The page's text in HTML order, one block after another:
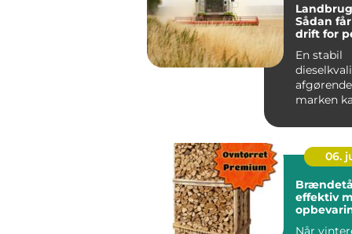
Sådan
drift for
En stabil
marken
N&ari...
06.
effektiv
Når